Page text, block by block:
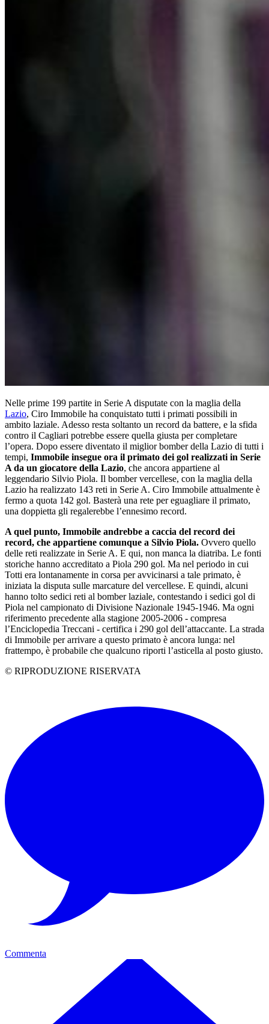
Nelle prime 199 partite in Serie A disputate con la maglia della
Lazio, Ciro Immobile ha conquistato tutti i primati possibili in
ambito laziale. Adesso resta soltanto un record da battere, e la sfida
contro il Cagliari potrebbe essere quella giusta per completare
l’opera. Dopo essere diventato il miglior bomber della Lazio di tutti i
tempi, Immobile insegue ora il primato dei gol realizzati in Serie
A da un giocatore della Lazio, che ancora appartiene al
leggendario Silvio Piola. Il bomber vercellese, con la maglia della
Lazio ha realizzato 143 reti in Serie A. Ciro Immobile attualmente è
fermo a quota 142 gol. Basterà una rete per eguagliare il primato,
una doppietta gli regalerebbe l’ennesimo record.
A quel punto, Immobile andrebbe a caccia del record dei
record, che appartiene comunque a Silvio Piola. Ovvero quello
delle reti realizzate in Serie A. E qui, non manca la diatriba. Le fonti
storiche hanno accreditato a Piola 290 gol. Ma nel periodo in cui
Totti era lontanamente in corsa per avvicinarsi a tale primato, è
iniziata la disputa sulle marcature del vercellese. E quindi, alcuni
hanno tolto sedici reti al bomber laziale, contestando i sedici gol di
Piola nel campionato di Divisione Nazionale 1945-1946. Ma ogni
riferimento precedente alla stagione 2005-2006 - compresa
l’Enciclopedia Treccani - certifica i 290 gol dell’attaccante. La strada
di Immobile per arrivare a questo primato è ancora lunga: nel
frattempo, è probabile che qualcuno riporti l’asticella al posto giusto.
© RIPRODUZIONE RISERVATA
Commenta